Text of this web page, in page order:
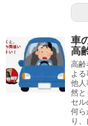
車
高
高齢
よ
他人
然と
セ
何ら
り